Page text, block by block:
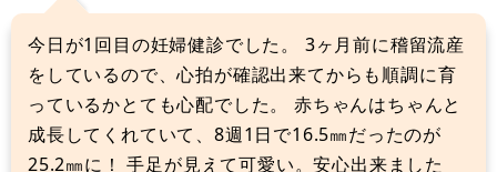
今日が1回目の妊婦健診でした。 3ヶ月前に稽留流産
をしているので、心拍が確認出来てからも順調に育
っているかとても心配でした。 赤ちゃんはちゃんと
成長してくれていて、8週1日で16.5㎜だったのが
25.2㎜に！ 手足が見えて可愛い。安心出来ました